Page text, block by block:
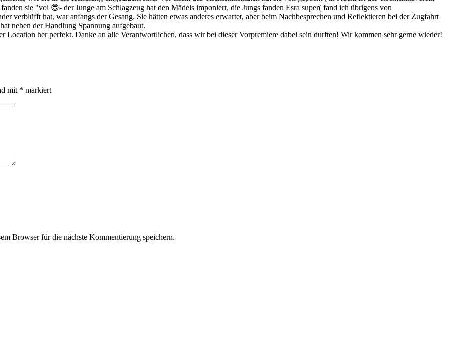
sie "voi 😎- der Junge am Schlagzeug hat den Mädels imponiert, die Jungs fanden Esra super( fand ich übrigens von
verblüfft hat, war anfangs der Gesang. Sie hätten etwas anderes erwartet, aber beim Nachbesprechen und Reflektieren bei der Zugfahrt
neben der Handlung Spannung aufgebaut.
Location her perfekt. Danke an alle Verantwortlichen, dass wir bei dieser Vorpremiere dabei sein durften! Wir kommen sehr gerne wieder!
mit * markiert
Browser für die nächste Kommentierung speichern.